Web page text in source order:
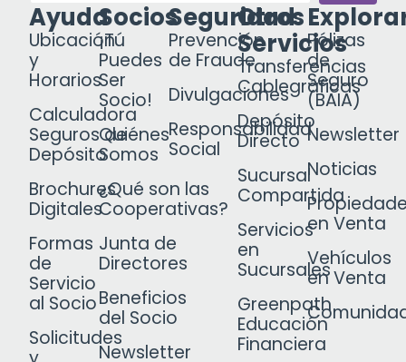
Ayuda
Ubicación
y
Horarios
Calculadora
Seguros de
Depósito
Brochures
Digitales
Formas
de
Servicio
al Socio
Solicitudes
Socios
¡Tú
Puedes
Ser
Socio!
Quiénes
Somos
¿Qué son las
Cooperativas?
Junta de
Directores
Beneficios
del Socio
Newsletter
Seguridad
Prevención
de Fraude
Divulgaciones
Responsabilidad
Social
Otros
Servicios
Transferencias
Cablegráficas
Depósito
Directo
Sucursal
Compartida
Servicios
en
Sucursales
Greenpath
Educación
Financiera
Pólizas
de
Seguro
(BAIA)
Newsletter
Noticias
en Venta
Vehículos
en Venta